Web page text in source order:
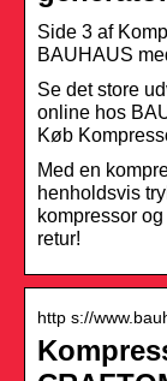
Side 3 af
BAUHAUS
Se det store
online hos
Køb
Med en
henholdsvis
kompressor
retur!
http s://